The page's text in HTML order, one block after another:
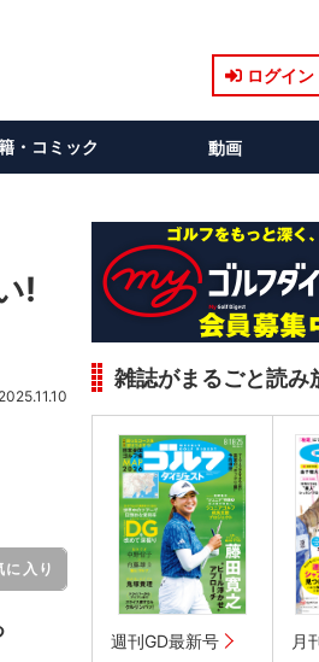
ログイン
・コミック 動画
!
に入り
雑誌がまるごと読み
週刊GD最新号 月